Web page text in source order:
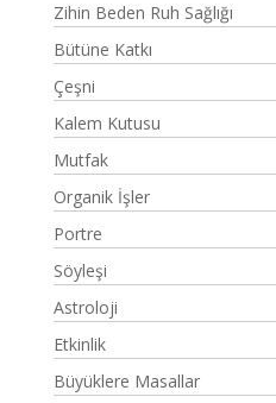
Zihin Beden Ruh Sağlığı
Bütüne Katkı
Çeşni
Kalem Kutusu
Mutfak
Organik İşler
Portre
Söyleşi
Astroloji
Etkinlik
Büyüklere Masallar